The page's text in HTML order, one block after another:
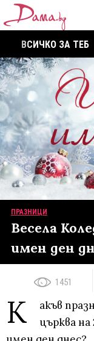
ВСИЧКО ЗА ТЕБ
ПРАЗНИЦИ
Весела
имен ден
1451
К
акъв
църква